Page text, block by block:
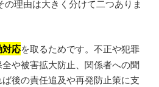
の理由は大きく分けて二つありま
対応を取るためです。不正や犯罪
や被害拡大防止、関係者への聞
後の責任追及や再発防止策に支